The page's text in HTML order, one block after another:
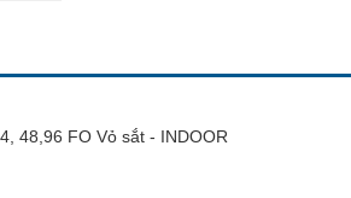
48,96 FO Vỏ sắt - INDOOR